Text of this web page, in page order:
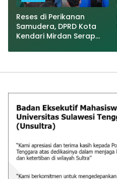
Reses di Perikanan
Samudera, DPRD Kota
Kendari Mirdan Serap